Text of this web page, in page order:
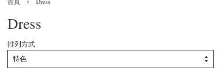
首頁 Dress
Dress
排列方式